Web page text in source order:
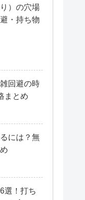
）の穴場
・持ち物
回避の時
まとめ
には？無
選！打ち